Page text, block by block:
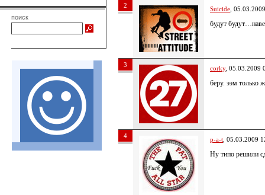
поиск
2 Suicide ,
будут
3 corky, 05.03.2009
беру. ээм только
4 p-a-t , 05.03.2009
Ну типо решили